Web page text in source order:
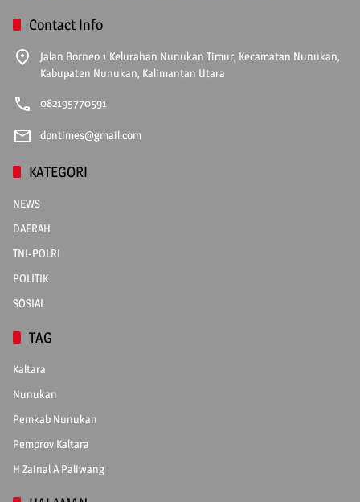
Contact Info
Jalan Borneo 1 Kelurahan Nunukan Timur, Kecamatan Nunukan,
Kabupaten Nunukan, Kalimantan Utara
082195770591
dpntimes@gmail.com
KATEGORI
NEWS
DAERAH
TNI-POLRI
POLITIK
SOSIAL
TAG
Kaltara
Nunukan
Pemkab Nunukan
Pemprov Kaltara
H Zainal A Paliwang